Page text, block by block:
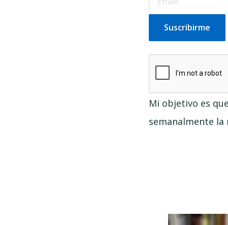
Mi objetivo es
semanalmente